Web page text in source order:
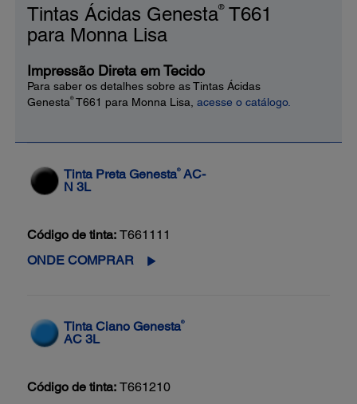
Tintas Ácidas Genesta®T661
para Monna Lisa
Impressão Direta em Tecido
Para saber os detalhes sobre as Tintas Ácidas
Genesta®T661 para Monna Lisa, acesse o catálogo.
Tinta Preta Genesta®AC-
N 3L
Código de tinta: T661111
ONDE COMPRAR
Tinta Ciano Genesta®
AC 3L
Código de tinta: T661210